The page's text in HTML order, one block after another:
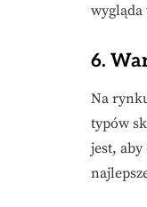
6.
Na
typów
jest,